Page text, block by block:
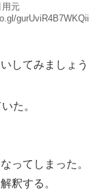
用元
してみましょう
た。
ってしまった。
釈する。